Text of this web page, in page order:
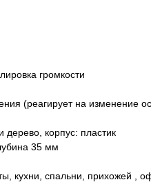
громкости
(реагирует на изменение
дерево, корпус: пластик
35 мм
кухни, спальни, прихожей ,